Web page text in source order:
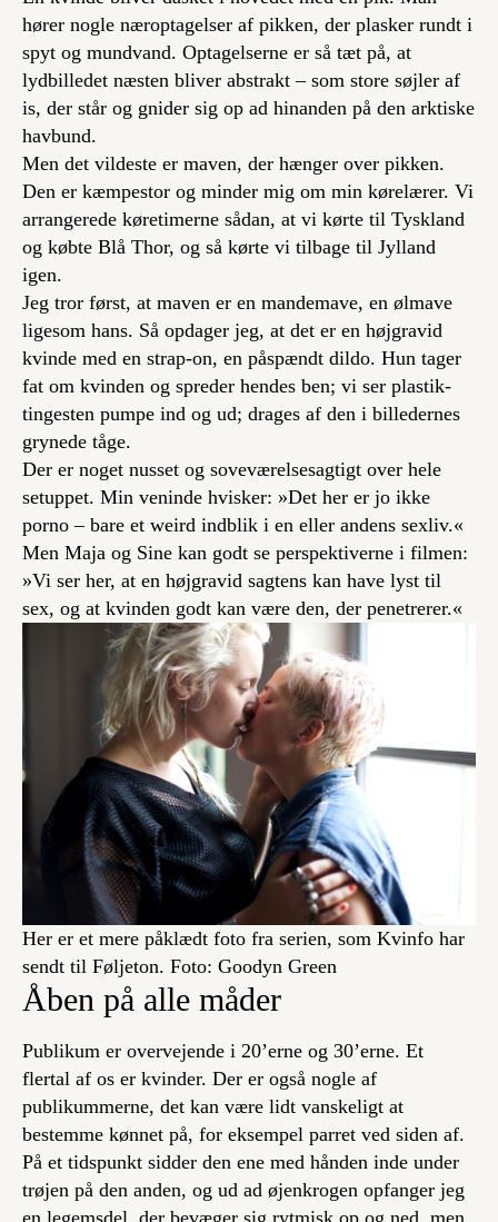
hører nogle næroptagelser af pikken, der plasker rundt i
spyt og mundvand. Optagelserne er så tæt på, at
lydbilledet næsten bliver abstrakt – som store søjler af
is, der står og gnider sig op ad hinanden på den arktiske
havbund.
Men det vildeste er maven, der hænger over pikken.
Den er kæmpestor og minder mig om min kørelærer. Vi
arrangerede køretimerne sådan, at vi kørte til Tyskland
og købte Blå Thor, og så kørte vi tilbage til Jylland
igen.
Jeg tror først, at maven er en mandemave, en ølmave
ligesom hans. Så opdager jeg, at det er en højgravid
kvinde med en strap-on, en påspændt dildo. Hun tager
fat om kvinden og spreder hendes ben; vi ser plastik-
tingesten pumpe ind og ud; drages af den i billedernes
grynede tåge.
Der er noget nusset og soveværelsesagtigt over hele
setuppet. Min veninde hvisker: »Det her er jo ikke
porno – bare et weird indblik i en eller andens sexliv.«
Men Maja og Sine kan godt se perspektiverne i filmen:
»Vi ser her, at en højgravid sagtens kan have lyst til
sex, og at kvinden godt kan være den, der penetrerer.«
Her er et mere påklædt foto fra serien, som Kvinfo har
sendt til Føljeton. Foto: Goodyn Green
Åben på alle måder
Publikum er overvejende i 20’erne og 30’erne. Et
flertal af os er kvinder. Der er også nogle af
publikummerne, det kan være lidt vanskeligt at
bestemme kønnet på, for eksempel parret ved siden af.
På et tidspunkt sidder den ene med hånden inde under
trøjen på den anden, og ud ad øjenkrogen opfanger jeg
en legemsdel, der bevæger sig rytmisk op og ned, men